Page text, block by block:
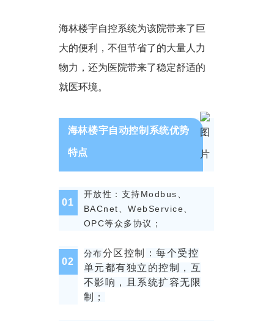
海林楼宇自控系统为该院带来了巨
大的便利，不但节省了的大量人力
物力，还为医院带来了稳定舒适的
就医环境。
海林楼宇自动控制系统优势
特点
01
开放性：支持Modbus、
BACnet、WebService、
OPC等众多协议；
02
分布分区控制 ：每个受控
单元都有独立的控制，互
不影响，且系统扩容无限
制；